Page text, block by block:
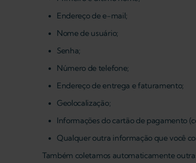
Endereço de e-mail;
Nome de usuário;
Senha;
Número de telefone;
Endereço de entrega e faturamento;
Geolocalização;
Informações do cartão de pagamento
Qualquer outra informação que você
Também coletamos automaticamente